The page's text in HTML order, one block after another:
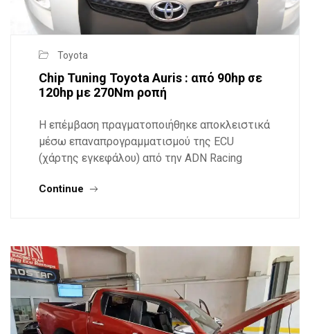
Toyota
Chip Tuning Toyota Auris : από 90hp σε
120hp με 270Nm ροπή
Η επέμβαση πραγματοποιήθηκε αποκλειστικά
μέσω επαναπρογραμματισμού της ECU
(χάρτης εγκεφάλου) από την ADN Racing
Continue